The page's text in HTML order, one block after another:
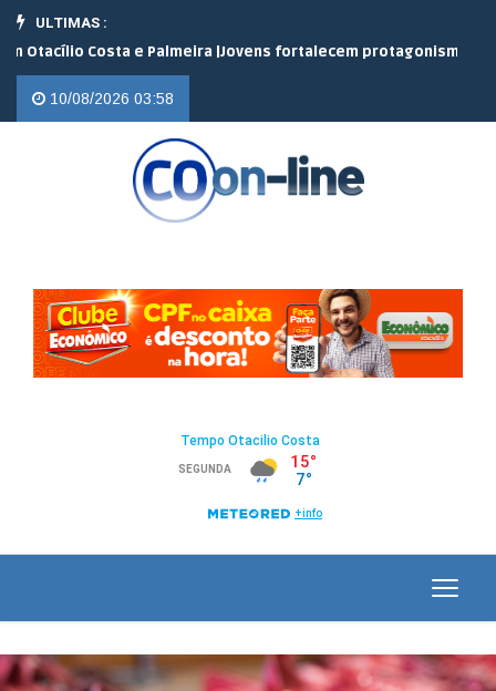
ULTIMAS :
Costa e Palmeira |Jovens fortalecem protagonismo no campo
10/08/2026 03:58